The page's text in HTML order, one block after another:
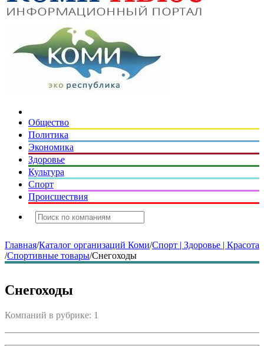
Общество
Политика
Экономика
Здоровье
Культура
Спорт
Происшествия
Главная/Каталог организаций Коми/Спорт | Здоровье | Красота
/Спортивные товары/Снегоходы
Снегоходы
Компаний в рубрике: 1